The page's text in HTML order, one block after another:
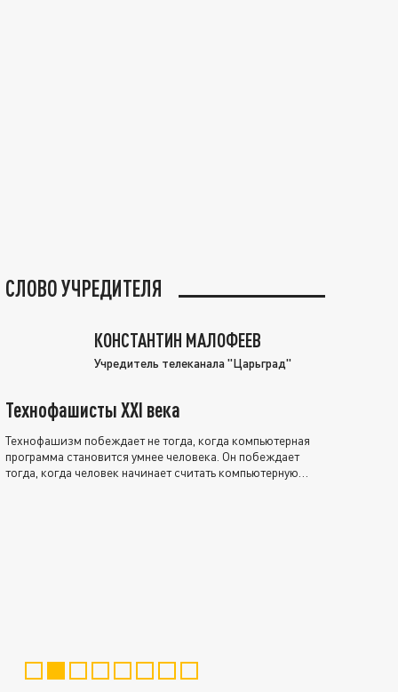
СЛОВО УЧРЕДИТЕЛЯ
КОНСТАНТИН МАЛОФЕЕВ
Учредитель телеканала "Царьград"
Технофашисты XXI века
Технофашизм побеждает не тогда, когда компьютерная
программа становится умнее человека. Он побеждает
тогда, когда человек начинает считать компьютерную